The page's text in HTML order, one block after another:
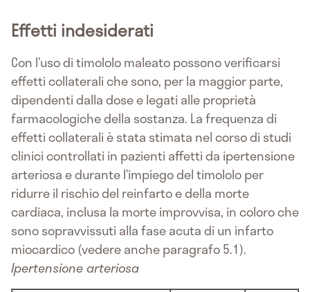
Effetti indesiderati
Con l’uso di timololo maleato possono verificarsi
effetti collaterali che sono, per la maggior parte,
dipendenti dalla dose e legati alle proprietà
farmacologiche della sostanza. La frequenza di
effetti collaterali è stata stimata nel corso di studi
clinici controllati in pazienti affetti da ipertensione
arteriosa e durante l’impiego del timololo per
ridurre il rischio del reinfarto e della morte
cardiaca, inclusa la morte improvvisa, in coloro che
sono sopravvissuti alla fase acuta di un infarto
miocardico (vedere anche paragrafo 5.1).
Ipertensione arteriosa